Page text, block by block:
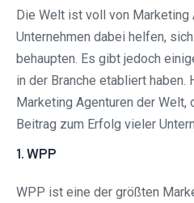
Die Welt ist voll von Marketing
Unternehmen dabei helfen,
behaupten. Es gibt jedoch
in der Branche etabliert
Marketing Agenturen der Welt,
Beitrag zum Erfolg vieler
1. WPP
WPP ist eine der größten